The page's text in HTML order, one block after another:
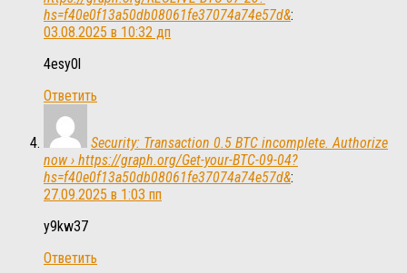
hs=f40e0f13a50db08061fe37074a74e57d&:
03.08.2025 в 10:32 дп
4esy0l
Ответить
Security: Transaction 0.5 BTC incomplete. Authorize
now › https://graph.org/Get-your-BTC-09-04?
hs=f40e0f13a50db08061fe37074a74e57d&:
27.09.2025 в 1:03 пп
y9kw37
Ответить